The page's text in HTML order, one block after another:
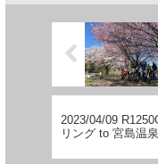
2023/04/09
リング to 宮島温